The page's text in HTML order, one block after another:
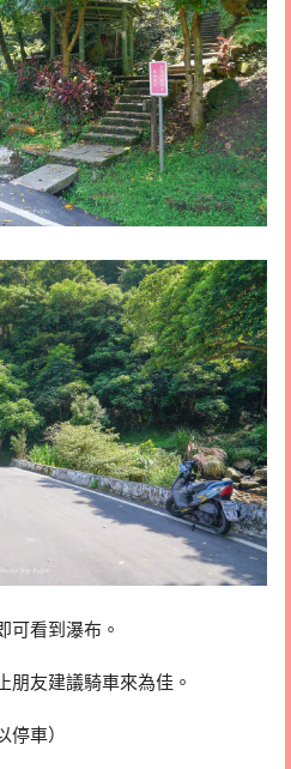
可看到瀑布。
朋友建議騎車來為佳。
車）